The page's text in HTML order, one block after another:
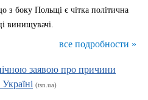
з боку Польщі є чітка політична
винищувачі.
все подробности »
заявою про причини
(tsn.ua)